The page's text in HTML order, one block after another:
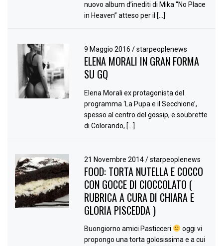
nuovo album d’inediti di Mika “No Place
in Heaven” atteso per il […]
9 Maggio 2016/ starpeoplenews
ELENA MORALI IN GRAN FORMA
SU GQ
Elena Morali ex protagonista del
programma ‘La Pupa e il Secchione’,
spesso al centro del gossip, e soubrette
di Colorando, […]
21 Novembre 2014/ starpeoplenews
FOOD: TORTA NUTELLA E COCCO
CON GOCCE DI CIOCCOLATO (
RUBRICA A CURA DI CHIARA E
GLORIA PISCEDDA )
Buongiorno amici Pasticceri
oggi vi
propongo una torta golosissima e a cui